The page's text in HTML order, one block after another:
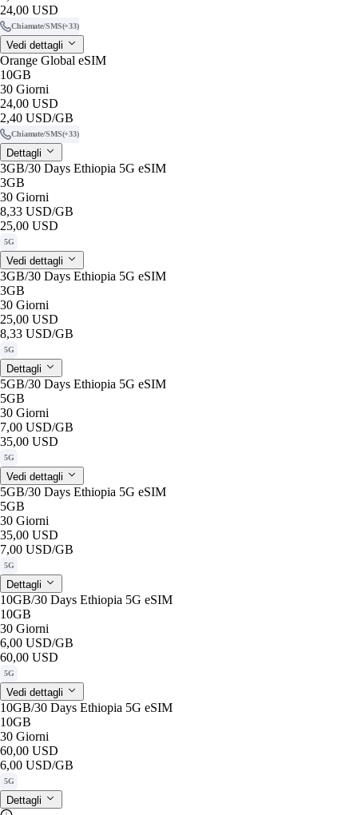
24,00 USD
Chiamate/SMS(+33)
Vedi dettagli
Orange Global eSIM
10GB
30 Giorni
24,00 USD
2,40 USD/GB
Chiamate/SMS(+33)
Dettagli
3GB/30 Days Ethiopia 5G eSIM
3GB
30 Giorni
8,33 USD/GB
25,00 USD
5G
Vedi dettagli
3GB/30 Days Ethiopia 5G eSIM
3GB
30 Giorni
25,00 USD
8,33 USD/GB
5G
Dettagli
5GB/30 Days Ethiopia 5G eSIM
5GB
30 Giorni
7,00 USD/GB
35,00 USD
5G
Vedi dettagli
5GB/30 Days Ethiopia 5G eSIM
5GB
30 Giorni
35,00 USD
7,00 USD/GB
5G
Dettagli
10GB/30 Days Ethiopia 5G eSIM
10GB
30 Giorni
6,00 USD/GB
60,00 USD
5G
Vedi dettagli
10GB/30 Days Ethiopia 5G eSIM
10GB
30 Giorni
60,00 USD
6,00 USD/GB
5G
Dettagli